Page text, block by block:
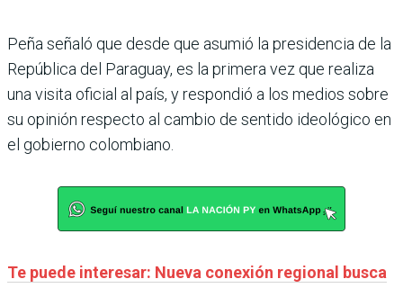
Peña señaló que desde que asumió la presidencia de la
República del Paraguay, es la primera vez que realiza
una visita oficial al país, y respondió a los medios sobre
su opinión respecto al cambio de sentido ideológico en
el gobierno colombiano.
Te puede interesar: Nueva conexión regional busca